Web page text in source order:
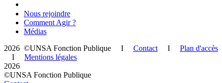
Nous rejoindre
Comment Agir ?
Médias
2026 ©UNSA Fonction Publique I Contact I Plan d'accès
I Mentions légales
2026
©UNSA Fonction Publique